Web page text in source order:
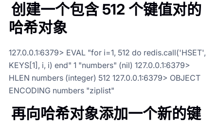
创建一个包含 512 个键值对的
哈希对象
127.0.0.1:6379> EVAL "for i=1, 512 do redis.call('HSET',
KEYS[1], i, i) end" 1 "numbers" (nil) 127.0.0.1:6379>
HLEN numbers (integer) 512 127.0.0.1:6379> OBJECT
ENCODING numbers "ziplist"
再向哈希对象添加一个新的键